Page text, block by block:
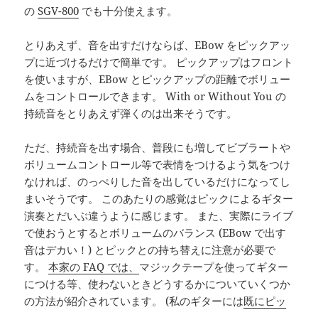
のSGV-800 でも十分使えます。
とりあえず、音を出すだけならば、EBow をピックアッ
プに近づけるだけで簡単です。 ピックアップはフロント
を使いますが、EBow とピックアップの距離でボリュー
ムをコントロールできます。 With or Without You の
持続音をとりあえず弾くのは出来そうです。
ただ、持続音を出す場合、普段にも増してビブラートや
ボリュームコントロール等で表情をつけるよう気をつけ
なければ、のっぺりした音を出しているだけになってし
まいそうです。 このあたりの感覚はピックによるギター
演奏とだいぶ違うように感じます。 また、実際にライブ
で使おうとするとボリュームのバランス (EBow で出す
音はデカい！) とピックとの持ち替えに注意が必要で
す。本家の FAQ では、 マジックテープを使ってギター
につける等、使わないときどうするかについていくつか
の方法が紹介されています。 (私のギターには既にピッ